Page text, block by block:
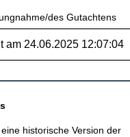
des Gutachtens
historische Version der